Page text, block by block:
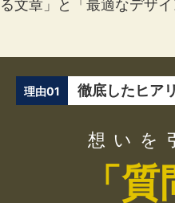
る文章」と「最適なデザイ
理由01 徹底したヒア
想いを
「質